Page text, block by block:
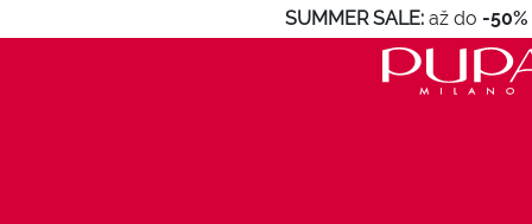
SUMMER SALE:až do -50%